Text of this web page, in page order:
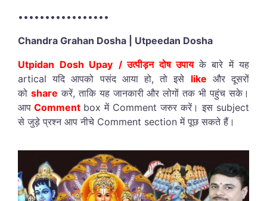
•••••••••••••••••
Chandra Grahan Dosha | Utpeedan Dosha
Utpidan Dosh Upay / उत्पीड़न दोष उपाय के बारे में यह
artical यदि आपको पसंद आया हो, तो इसे like और दूसरों
को share करें, ताकि यह जानकारी और लोगों तक भी पहुंच सके।
आप Comment box में Comment जरुर करें। इस subject
से जुड़े प्रश्न आप नीचे Comment section में पूछ सकते हैं।